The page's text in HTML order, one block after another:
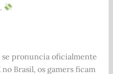
pronuncia oficialmente
Brasil, os gamers ficam